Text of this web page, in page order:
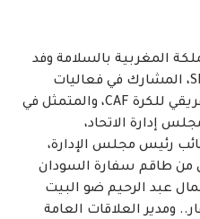
المغربية بالسلامة وفد
الاتحاد السوداني لكرة القدم SFA، المشارك في فعاليات
الجمعية العمومية للاتحاد الأفريقي للكرة CAF، والمتمثل في
إدارة الاتحاد،
رئيس مجلس الإدارة،
من طاقم سفارة السودان
عبد الرحيم ضو البيت
ومدير العلاقات العامة